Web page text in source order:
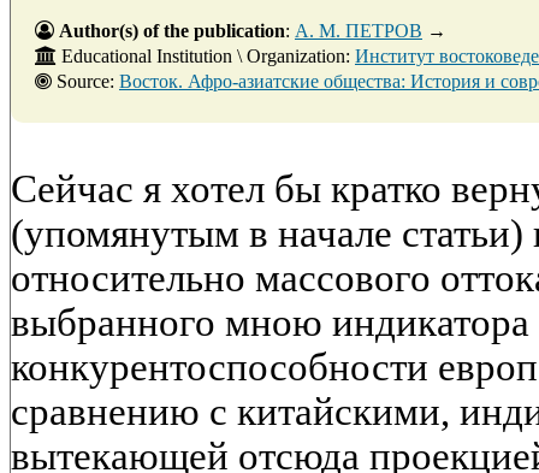
Author(s) of the publication: А. М. ПЕТРОВ →
Educational Institution \ Organization: Институт
Source: Восток. Афро-азиатские общества: История и современность. - № 3. -
Сейчас я хотел бы кратко
(упомянутым в начале
относительно массового
выбранного мною индикатора
конкурентоспособности
сравнению с китайскими,
вытекающей отсюда